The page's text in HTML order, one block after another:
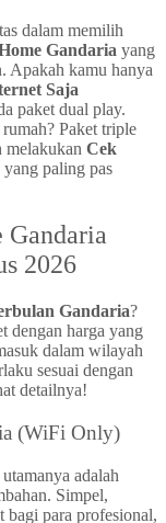
dalam memilih
Gandaria yang
Apakah kamu hanya
Saja
paket dual play.
Paket triple
melakukan Cek
paling pas
Gandaria
2026
Gandaria?
dengan harga yang
dalam wilayah
sesuai dengan
detailnya!
(WiFi Only)
adalah
Simpel,
para profesional,